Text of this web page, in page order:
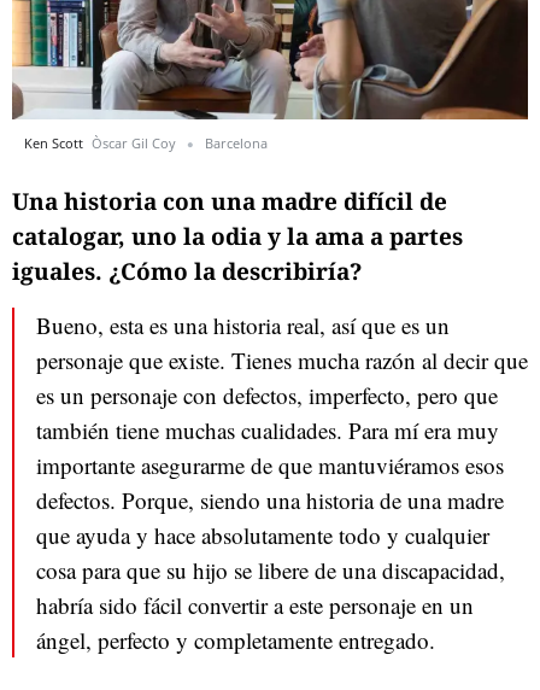
Ken Scott Òscar Gil Coy Barcelona
Una historia con una madre difícil de
catalogar, uno la odia y la ama a partes
iguales. ¿Cómo la describiría?
Bueno, esta es una historia real, así que es un
personaje que existe. Tienes mucha razón al decir que
es un personaje con defectos, imperfecto, pero que
también tiene muchas cualidades. Para mí era muy
importante asegurarme de que mantuviéramos esos
defectos. Porque, siendo una historia de una madre
que ayuda y hace absolutamente todo y cualquier
cosa para que su hijo se libere de una discapacidad,
habría sido fácil convertir a este personaje en un
ángel, perfecto y completamente entregado.